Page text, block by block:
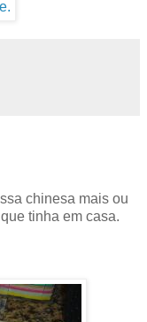
chinesa mais ou
tinha em casa.